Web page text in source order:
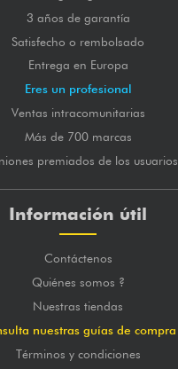
3 años de garantía
Satisfecho o rembolsado
Entrega en Europa
Eres un profesional
Ventas intracomunitarias
Más de 700 marcas
premiados de los usuarios
Información útil
Contáctenos
Quiénes somos ?
Nuestras tiendas
nuestras guías de compra
Términos y condiciones